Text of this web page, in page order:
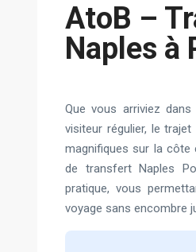
AtoB –
Naples à
Que vous arriviez
visiteur régulier, le
magnifiques sur la côte
de transfert Naples
pratique, vous
voyage sans encombre